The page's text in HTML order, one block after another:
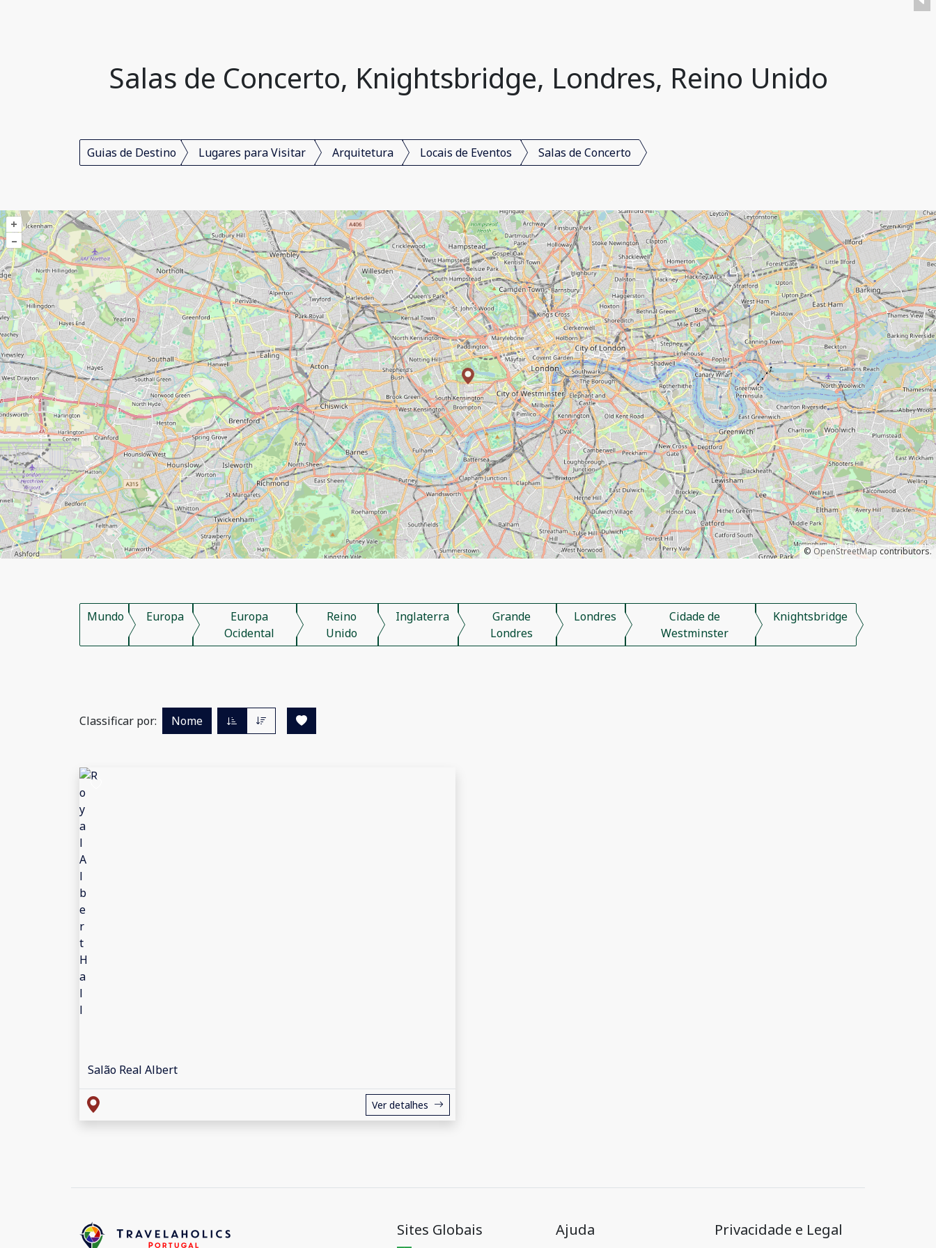
Salas de Concerto, Knightsbridge, Londres, Reino Unido
Guias de Destino Lugares para Visitar Arquitetura Locais de Eventos Salas de Concerto
+
–
©OpenStreetMapcontributors.
Mundo Europa
Europa
Ocidental
Reino
Unido
Inglaterra
Grande
Londres
Londres
Cidade de
Westminster
Knightsbridge
Classificar por: Nome
Salão Real Albert
Ver detalhes
Sites Globais Ajuda Privacidade e Legal